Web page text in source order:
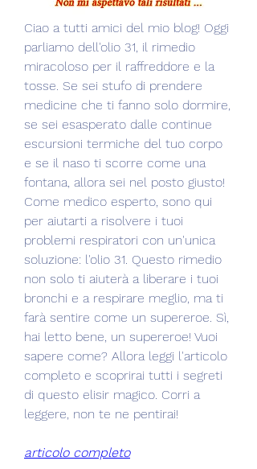
Ciao a tutti amici del mio blog! Oggi
parliamo dell'olio 31, il rimedio
miracoloso per il raffreddore e la
tosse. Se sei stufo di prendere
medicine che ti fanno solo dormire,
se sei esasperato dalle continue
escursioni termiche del tuo corpo
e se il naso ti scorre come una
fontana, allora sei nel posto giusto!
Come medico esperto, sono qui
per aiutarti a risolvere i tuoi
problemi respiratori con un'unica
soluzione: l'olio 31. Questo rimedio
non solo ti aiuterà a liberare i tuoi
bronchi e a respirare meglio, ma ti
farà sentire come un supereroe. Sì,
hai letto bene, un supereroe! Vuoi
sapere come? Allora leggi l'articolo
completo e scoprirai tutti i segreti
di questo elisir magico. Corri a
leggere, non te ne pentirai!
articolo completo